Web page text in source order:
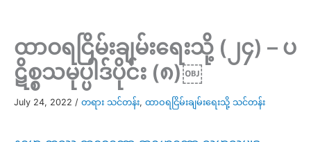
ထာဝရငြိမ်းချမ်းရေးသို့ (၂၄) – ပ
ဋိစ္စသမုပ္ပါဒ်ပိုင်း (၈)￼
July 24, 2022 / တရား သင်တန်း, ထာဝရငြိမ်းချမ်းရေးသို့ သင်တန်း